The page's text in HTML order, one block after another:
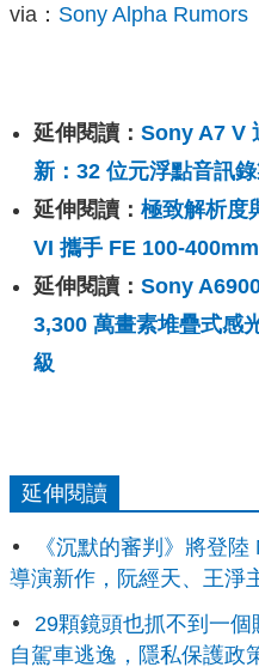
via： Sony Alpha Rumors
延伸閱讀： Sony A7 V
新：32 位元浮點音訊
延伸閱讀： 極致解析度
VI 攜手 FE 100-
延伸閱讀： Sony
3,300 萬畫素堆疊式感
級
延伸閱讀
《沉默的審判》將登陸
導演新作，阮經天、王淨
29顆鏡頭也抓不到一
自駕車逃逸，隱私保護政